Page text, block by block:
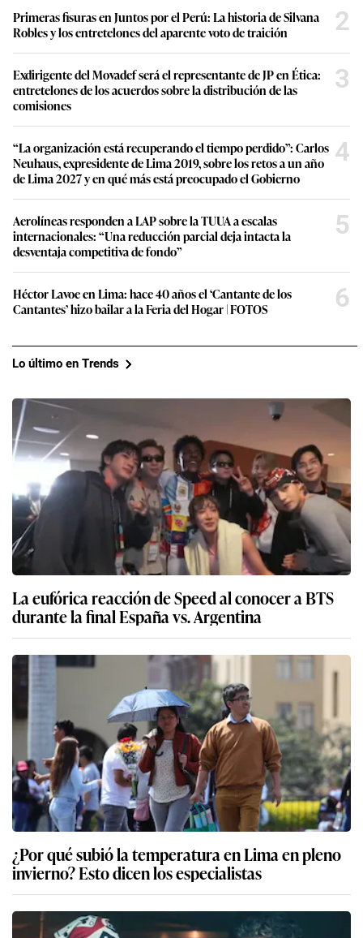
Primeras fisuras en Juntos por el Perú: La historia de Silvana
Robles y los entretelones del aparente voto de traición
2
Exdirigente del Movadef será el representante de JP en Ética:
entretelones de los acuerdos sobre la distribución de las
comisiones
3
“La organización está recuperando el tiempo perdido”: Carlos
Neuhaus, expresidente de Lima 2019, sobre los retos a un año
de Lima 2027 y en qué más está preocupado el Gobierno
4
Aerolíneas responden a LAP sobre la TUUA a escalas
internacionales: “Una reducción parcial deja intacta la
desventaja competitiva de fondo”
5
Héctor Lavoe en Lima: hace 40 años el ‘Cantante de los
Cantantes’ hizo bailar a la Feria del Hogar | FOTOS
6
Lo último en Trends
La eufórica reacción de Speed al conocer a BTS
durante la final España vs. Argentina
¿Por qué subió la temperatura en Lima en pleno
invierno? Esto dicen los especialistas